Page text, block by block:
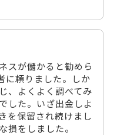
スが儲かると勧めら
頼りました。しか
、よくよく調べてみ
した。いざ出金しよ
を保留され続けまし
損をしました。